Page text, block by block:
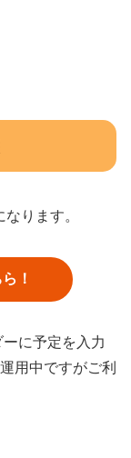
ります。
！
に予定を入力
用中ですがご利